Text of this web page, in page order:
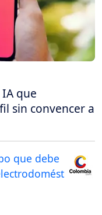
que
sin convencer a